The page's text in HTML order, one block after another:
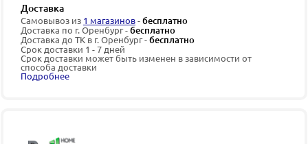
Доставка
Самовывоз из 1 магазинов-бесплатно
Доставка по г. Оренбург -бесплатно
Доставка до ТК в г. Оренбург -бесплатно
Срок доставки 1 - 7 дней
Срок доставки может быть изменен в зависимости от
способа доставки
Подробнее